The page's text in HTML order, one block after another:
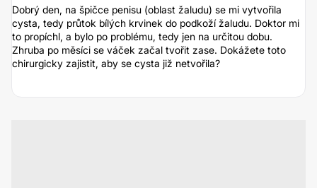
Dobrý den, na špičce penisu (oblast žaludu) se mi vytvořila
cysta, tedy průtok bílých krvinek do podkoží žaludu. Doktor mi
to propíchl, a bylo po problému, tedy jen na určitou dobu.
Zhruba po měsíci se váček začal tvořit zase. Dokážete toto
chirurgicky zajistit, aby se cysta již netvořila?